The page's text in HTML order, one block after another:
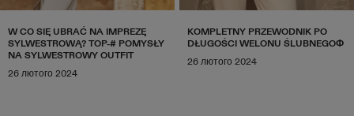
W CO SIĘ UBRAĆ NA IMPREZĘ
SYLWESTROWĄ? TOP-# POMYSŁY
NA SYLWESTROWY OUTFIT
26 лютого 2024
KOMPLETNY PRZEWODNIK PO
DŁUGOŚCI WELONU ŚLUBNEGOФ
26 лютого 2024